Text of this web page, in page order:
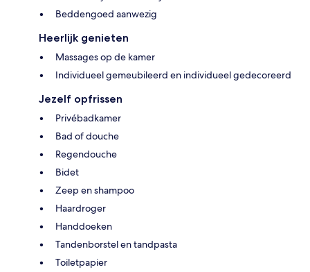
Beddengoed aanwezig
Heerlijk genieten
Massages op de kamer
Individueel gemeubileerd en individueel gedecoreerd
Jezelf opfrissen
Privébadkamer
Bad of douche
Regendouche
Bidet
Zeep en shampoo
Haardroger
Handdoeken
Tandenborstel en tandpasta
Toiletpapier